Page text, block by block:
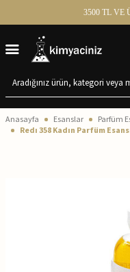
3500 TL VE
Anasayfa Esanslar
Parfüm
Redı 358 Kadın Parfüm